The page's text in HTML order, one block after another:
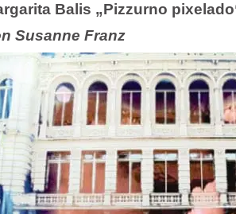
Balis „Pizzurno
Susanne Franz